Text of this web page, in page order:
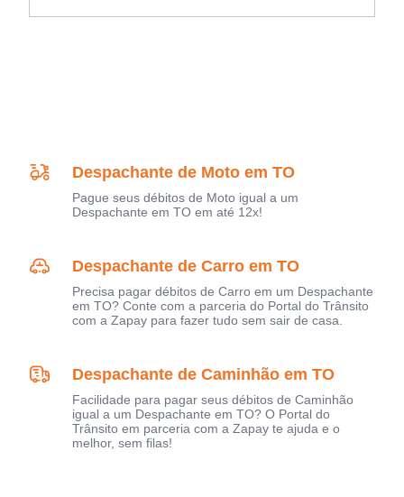
Despachante de Moto em TO
Pague seus débitos de Moto igual a um
Despachante em TO em até 12x!
Despachante de Carro em TO
Precisa pagar débitos de Carro em um Despachante
em TO? Conte com a parceria do Portal do Trânsito
com a Zapay para fazer tudo sem sair de casa.
Despachante de Caminhão em TO
Facilidade para pagar seus débitos de Caminhão
igual a um Despachante em TO? O Portal do
Trânsito em parceria com a Zapay te ajuda e o
melhor, sem filas!